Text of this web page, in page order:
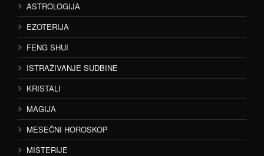
ASTROLOGIJA
EZOTERIJA
FENG SHUI
ISTRAŽIVANJE SUDBINE
KRISTALI
MAGIJA
MESEČNI HOROSKOP
MISTERIJE